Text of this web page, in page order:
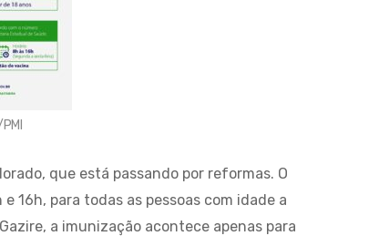
que está passando por reformas. O
16h, para todas as pessoas com idade a
a imunização acontece apenas para